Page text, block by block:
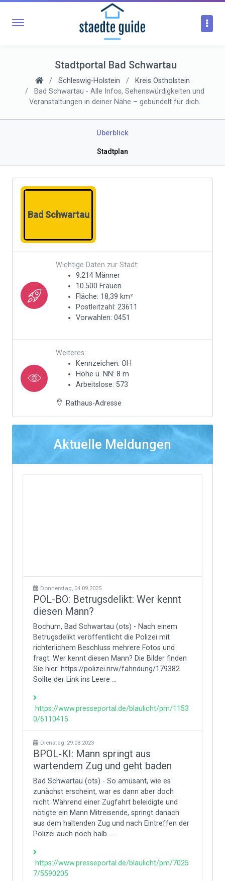
Stadtportal Bad Schwartau
Schleswig-Holstein
Kreis Ostholstein
Bad Schwartau - Alle Infos, Sehenswürdigkeiten und
Veranstaltungen in deiner Nähe – gebündelt für dich.
Überblick
Stadtplan
Bad Schwartau
Wichtige Daten zur Stadt:
9.214 Männer
10.500 Frauen
Fläche: 18,39 km²
Postleitzahl: 23611
Vorwahlen: 0451
Weiteres:
Kennzeichen: OH
Höhe ü. NN: 8 m
Arbeitslose: 573
Rathaus-Adresse
Aktuelle Meldungen
Donnerstag, 04.09.2025
POL-BO: Betrugsdelikt: Wer kennt
diesen Mann?
Bochum, Bad Schwartau (ots) - Nach einem
Betrugsdelikt veröffentlicht die Polizei mit
richterlichem Beschluss mehrere Fotos und
fragt: Wer kennt diesen Mann? Die Bilder finden
Sie hier: https://polizei.nrw/fahndung/179382
Sollte der Link ins Leere ...
https://www.presseportal.de/blaulicht/pm/1153
0/6110415
Dienstag, 29.08.2023
BPOL-KI: Mann springt aus
wartendem Zug und geht baden
Bad Schwartau (ots) - So amüsant, wie es
zunächst erscheint, war es dann aber doch
nicht. Während einer Zugfahrt beleidigte und
nötigte ein Mann Mitreisende, springt danach
aus dem haltenden Zug und nach Eintreffen der
Polizei auch noch halb ...
https://www.presseportal.de/blaulicht/pm/7025
7/5590205